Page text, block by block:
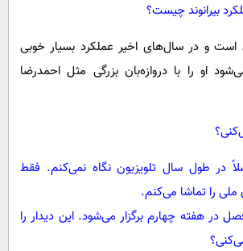
بیرانوند چیست؟
است و در سال‌های اخیر عملکرد بسیار خوبی
او را با دروازه‌بان بزرگی مثل احمدرضا
در طول سال تلویزیون نگاه نمی‌کنم. فقط
ملی را تماشا می‌کنم.
در هفته چهارم برگزار می‌شود. این دیدار را